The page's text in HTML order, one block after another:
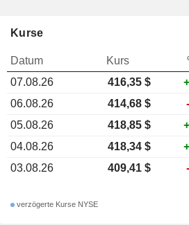
Kurse
Datum Kurs
07.08.26
416,35 $
06.08.26
414,68 $
05.08.26
418,85 $
04.08.26
418,34 $
03.08.26
409,41 $
verzögerte Kurse NYSE